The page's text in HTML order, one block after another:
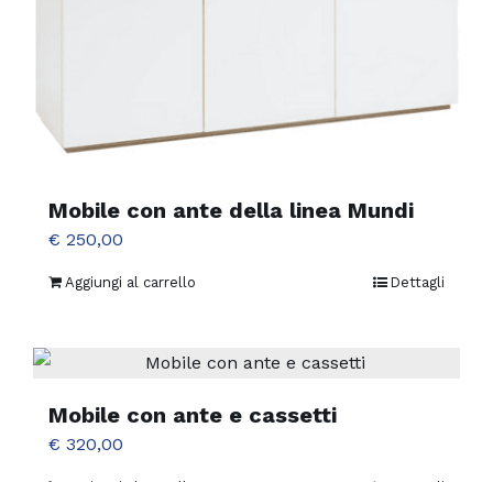
Mobile con ante della linea Mundi
€ 250,00
Aggiungi al carrello Dettagli
Mobile con ante e cassetti
€ 320,00